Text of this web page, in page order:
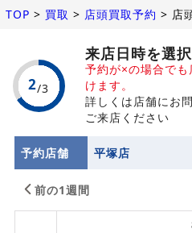
TOP > 買取 > 店頭買取予約 > 店
来店日時を選
予約が×の場合で
けます。
詳しくは店舗にお
ご来店ください
予約店舗 平塚店
前の1週間